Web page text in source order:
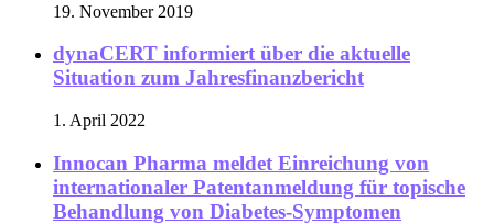
19. November 2019
dynaCERT informiert über die aktuelle
Situation zum Jahresfinanzbericht
1. April 2022
Innocan Pharma meldet Einreichung von
internationaler Patentanmeldung für topische
Behandlung von Diabetes-Symptomen